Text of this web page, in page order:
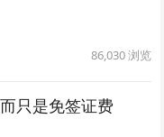
86,030浏览
只是免签证费